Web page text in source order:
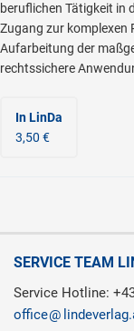
beruflichen Tätigkeit in
Zugang zur komplexen
Aufarbeitung der
rechtssichere
In LinDa
3,50 €
SERVICE TEAM
Service Hotline:
office